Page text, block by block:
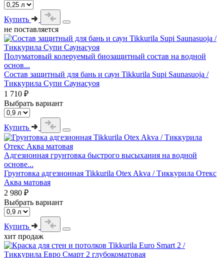
Купить
не поставляется
Полуматовый колеруемый биозащитный состав на водной
основ...
Состав защитный для бань и саун Tikkurila Supi Saunasuoja /
Тиккурила Супи Саунасуоя
1 710 ₽
Выбрать вариант
Купить
Адгезионная грунтовка быстрого высыхания на водной
основе...
Грунтовка адгезионная Tikkurila Otex Akva / Тиккурила Отекс
Аква матовая
2 980 ₽
Выбрать вариант
Купить
хит продаж